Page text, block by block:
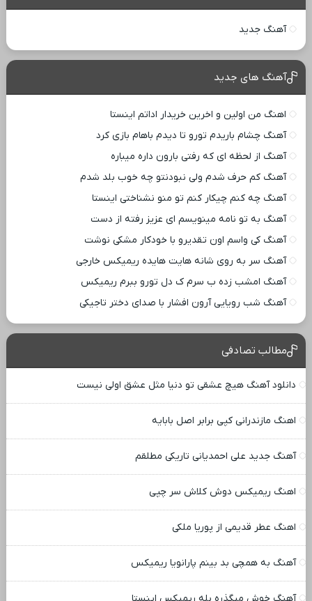
آهنگ جدید
آهنگ های جدید
اهنگ من اولین و اخرین خریدار اداتم اینستا
آهنگ چشام باریدم تورو تا دیدم باهام بازی کرد
آهنگ از لحظه ای که رفتی بارون داره میباره
آهنگ کم حرف شدم ولی نبودنتو چه خوب بلد شدم
آهنگ چه کنم چیکار کنم تو منو نشناختی اینستا
آهنگ به تو نامه مینویسم ای عزیز رفته از دست
آهنگ کی واسم اون تقدیرو با خودکار مشکی نوشت
آهنگ سر به روی شانه هایت هایده ریمیکس خارجی
آهنگ امشب زده ب سرم ک دل تورو ببرم ریمیکس
آهنگ شب رویایی آرون افشار با صدای دختر تاجیکی
مطالب تصادفی
دانلود آهنگ هیچ عشقی تو دنیا مثل عشق اولی نیست
اهنگ مازندرانی کپی برابر اصل بابایه
آهنگ جدید علی احمدیانی تاریکی مطلقم
اهنگ ریمیکس دوش کلاش سر چپی
اهنگ عطر قدیمی از پوریا ملکی
آهنگ به همچی بد بینم پارانویا ریمیکس